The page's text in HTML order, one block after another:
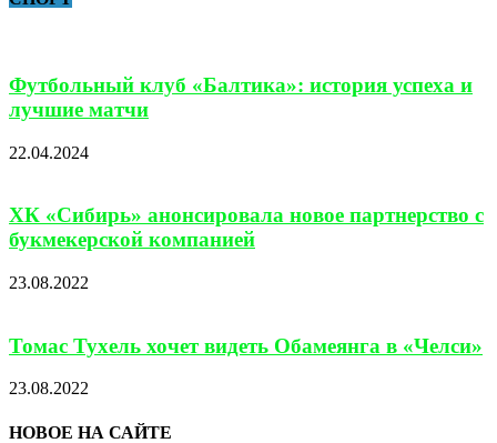
Футбольный клуб «Балтика»: история успеха и
лучшие матчи
22.04.2024
ХК «Сибирь» анонсировала новое партнерство с
букмекерской компанией
23.08.2022
Томас Тухель хочет видеть Обамеянга в «Челси»
23.08.2022
НОВОЕ НА САЙТЕ